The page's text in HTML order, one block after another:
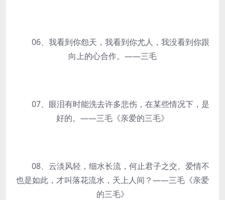
06、我看到你怨天，我看到你尤人，我没看到你跟
向上的心合作。——三毛
07、眼泪有时能洗去许多悲伤，在某些情况下，是
好的。——三毛《亲爱的三毛》
08、云淡风轻，细水长流，何止君子之交。爱情不
也是如此，才叫落花流水，天上人间？——三毛《亲爱
的三毛》